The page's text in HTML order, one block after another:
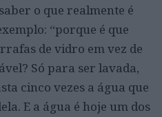
o que realmente é
“porque é que
de vidro em vez de
Só para ser lavada,
cinco vezes a água que
E a água é hoje um dos